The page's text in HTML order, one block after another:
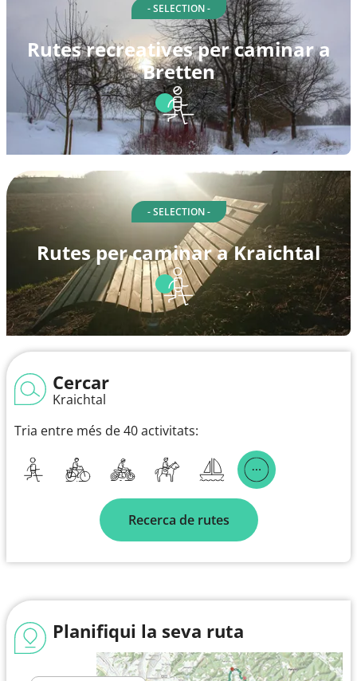
- SELECTION -
Rutes recreatives per caminar a
Bretten
- SELECTION -
Rutes per caminar a Kraichtal
Cercar
Kraichtal
Tria entre més de 40 activitats:
Recerca de rutes
Planifiqui la seva ruta